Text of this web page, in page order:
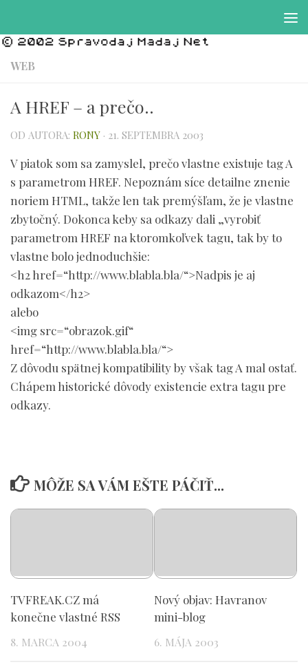
WEB
A HREF – a prečo..
OD AUTORA: RONY · 21. SEPTEMBRA 2003
V piatok som sa zamyslel, prečo vlastne existuje tag A
s parametrom HREF. Nepoznám síce detailne znenie
noriem HTML, takže len tak premýšľam, že je vlastne
zbytočný. Dokonca keby sa odkazy dali „vyrobiť
parametrom HREF na ktoromkoľvek tagu, tak by to
vlastne bolo jednoduchšie:
<h2 href=“http://www.blabla.bla/“>Nadpis je aj
odkazom</h2>
alebo
<img src=“obrazok.gif“
href=“http://www.blabla.bla/“>
Z dôvodu spätnej kompatibility by však tag A mal ostať.
Chápem historické dôvody existencie extra tagu pre
odkazy.
MÔŽE SA VÁM EŠTE PÁČIŤ...
TVFREAK.CZ má
konečne vlastné RSS
8. MARCA 2004
Nový objav: Havranov
mini-blog
6. MÁJA 2003